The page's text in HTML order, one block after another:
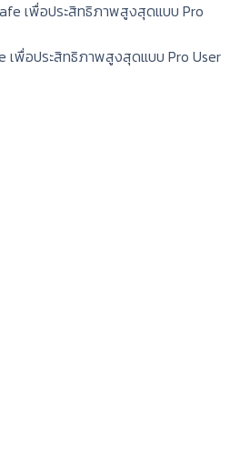
เพื่อประสิทธิภาพสูงสุดแบบ Pro User